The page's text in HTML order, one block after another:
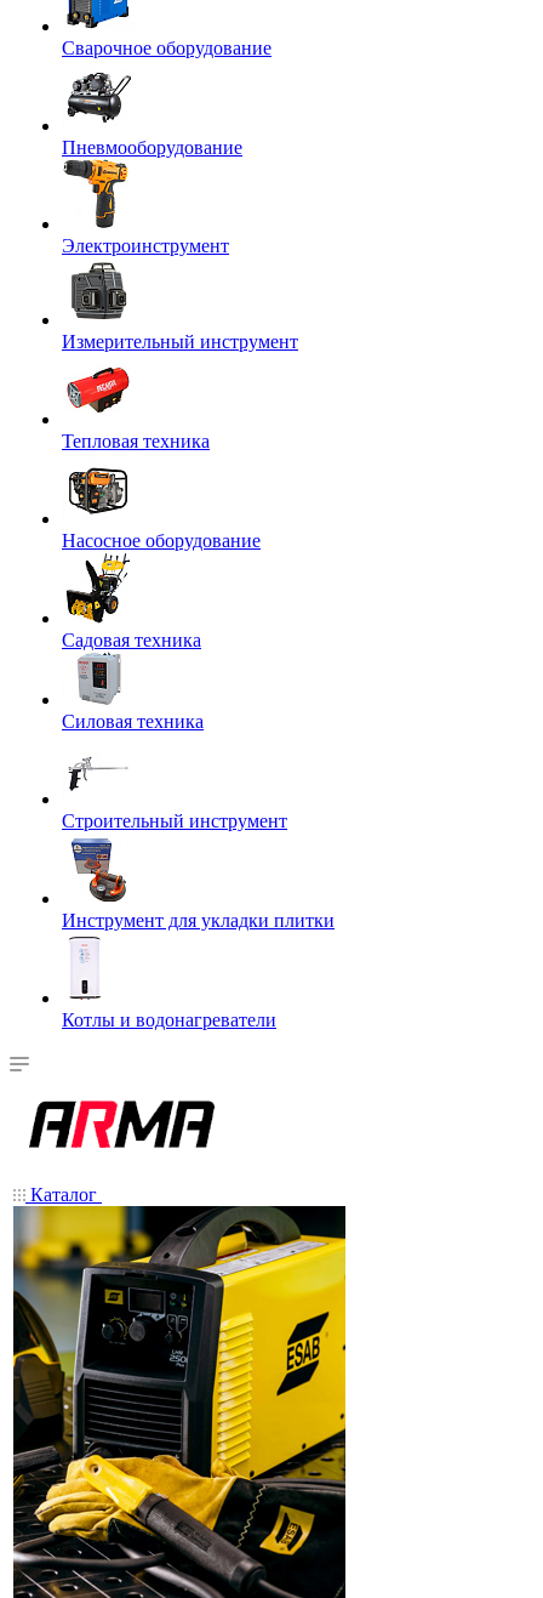
Сварочное оборудование
Пневмооборудование
Электроинструмент
Измерительный инструмент
Тепловая техника
Насосное оборудование
Садовая техника
Силовая техника
Строительный инструмент
Инструмент для укладки плитки
Котлы и водонагреватели
Каталог